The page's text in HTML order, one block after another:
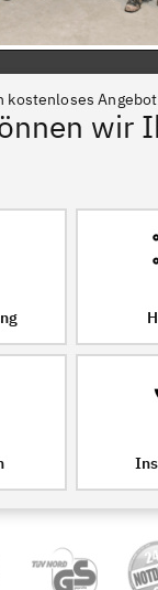
kostenloses
wir